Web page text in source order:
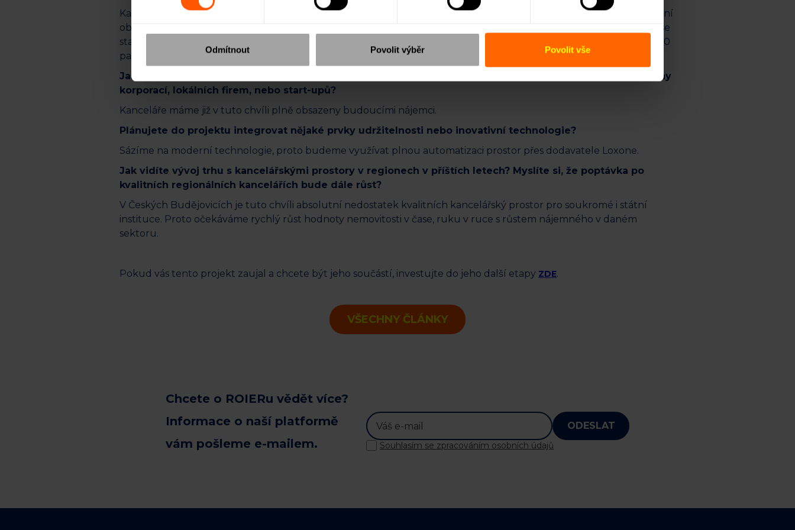
Odmítnout Povolit výběr Povolit vše
Kanceláře v centru Českých Budějovic jsou pro expanzi našich firem klíčové. Chceme zde vybudovat reprezentativní
obchodní a administrativní zázemí pro naše současné a budoucí klienty i partnery. Jen pro upřesnění, v tuto chvíli se
staráme o zahraniční nemovitosti s hodnotou okolo 750 milionů pro více než 200 klientů. V tom nám pomáhá přes 60
partnerských realitních kanceláří v Česku a Slovensku.
Jaké konkrétní firmy nebo typy nájemců byste rád přivedl do těchto kanceláří? Vidíte zájem spíše ze strany
korporací, lokálních firem, nebo start-upů?
Kanceláře máme již v tuto chvíli plně obsazeny budoucími nájemci.
Plánujete do projektu integrovat nějaké prvky udržitelnosti nebo inovativní technologie?
Sázíme na moderní technologie, proto budeme využívat plnou automatizaci prostor přes dodavatele Loxone.
Jak vidíte vývoj trhu s kancelářskými prostory v regionech v příštích letech? Myslíte si, že poptávka po
kvalitních regionálních kancelářích bude dále růst?
V Českých Budějovicích je tuto chvíli absolutní nedostatek kvalitních kancelářský prostor pro soukromé i státní
instituce. Proto očekáváme rychlý růst hodnoty nemovitosti v čase, ruku v ruce s růstem nájemného v daném
sektoru.
Pokud vás tento projekt zaujal a chcete být jeho součástí, investujte do jeho další etapy ZDE.
VŠECHNY ČLÁNKY
Chcete o ROIERu vědět více?
Informace o naší platformě
vám pošleme e-mailem.
ODESLAT
Souhlasím se zpracováním osobních údajů